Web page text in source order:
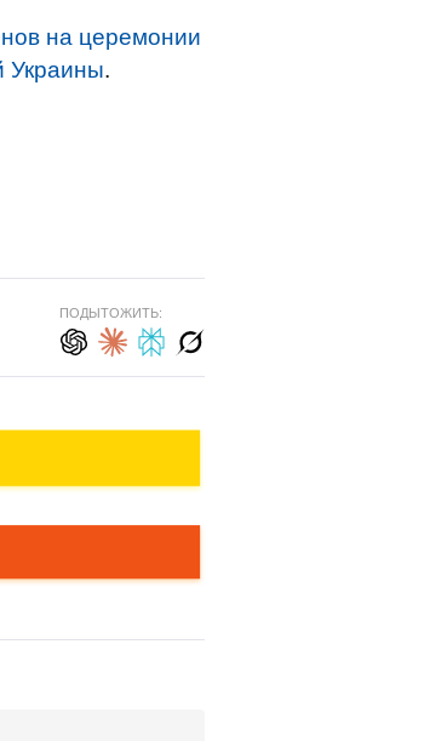
на церемонии
Украины.
ПОДЫТОЖИТЬ: